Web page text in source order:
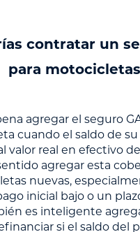
contratar un
para
agregar el seguro
cuando el saldo de
valor real en efectivo
agregar esta
nuevas,
inicial bajo o un
es inteligente
si el saldo del